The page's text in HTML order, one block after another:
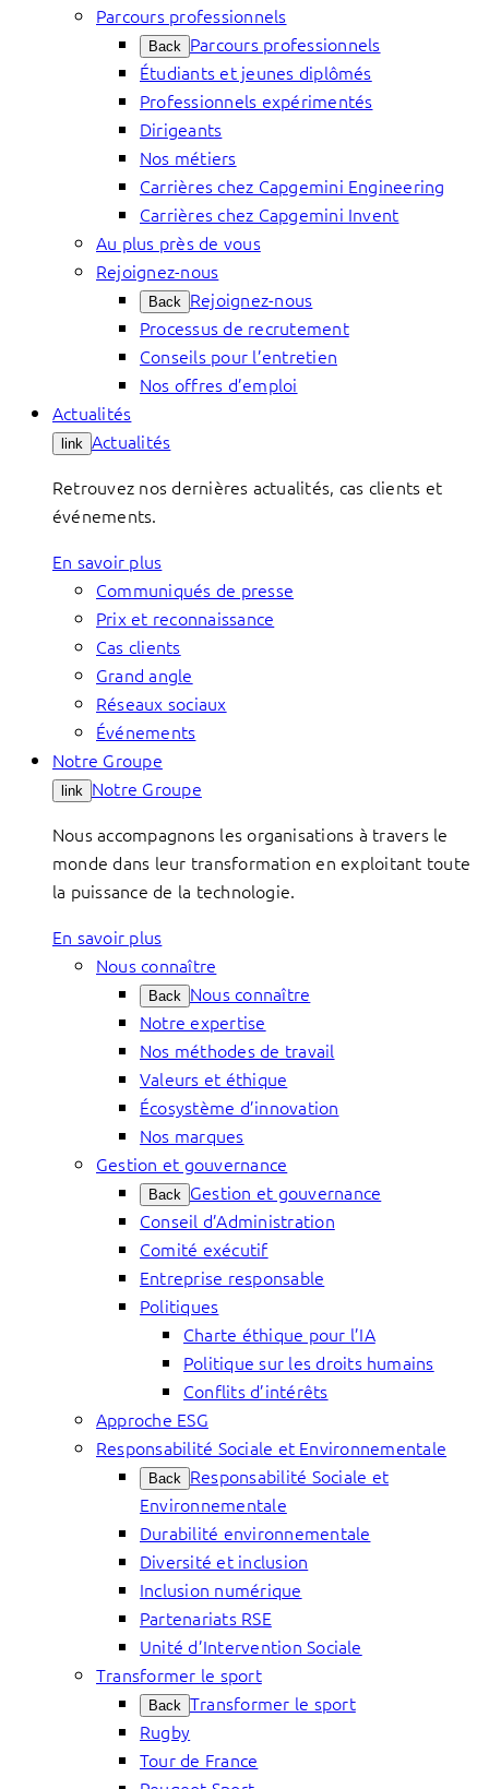
Parcours professionnels
Back Parcours professionnels
Étudiants et jeunes diplômés
Professionnels expérimentés
Dirigeants
Nos métiers
Carrières chez Capgemini Engineering
Carrières chez Capgemini Invent
Au plus près de vous
Rejoignez-nous
Back Rejoignez-nous
Processus de recrutement
Conseils pour l’entretien
Nos offres d’emploi
Actualités
link Actualités
Retrouvez nos dernières actualités, cas clients et
événements.
En savoir plus
Communiqués de presse
Prix et reconnaissance
Cas clients
Grand angle
Réseaux sociaux
Événements
Notre Groupe
link Notre Groupe
Nous accompagnons les organisations à travers le
monde dans leur transformation en exploitant toute
la puissance de la technologie.
En savoir plus
Nous connaître
Back Nous connaître
Notre expertise
Nos méthodes de travail
Valeurs et éthique
Écosystème d’innovation
Nos marques
Gestion et gouvernance
Back Gestion et gouvernance
Conseil d’Administration
Comité exécutif
Entreprise responsable
Politiques
Charte éthique pour l’IA
Politique sur les droits humains
Conflits d’intérêts
Approche ESG
Responsabilité Sociale et Environnementale
Back Responsabilité Sociale et
Environnementale
Durabilité environnementale
Diversité et inclusion
Inclusion numérique
Partenariats RSE
Unité d’Intervention Sociale
Transformer le sport
Back Transformer le sport
Rugby
Tour de France